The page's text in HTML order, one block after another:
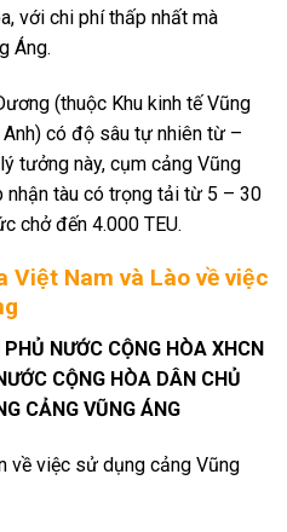
với chi phí thấp nhất mà
Áng.
(thuộc Khu kinh tế Vũng
có độ sâu tự nhiên từ –
tưởng này, cụm cảng Vũng
nhận tàu có trọng tải từ 5 – 30
chở đến 4.000 TEU.
Việt Nam và Lào về việc
NƯỚC CỘNG HÒA XHCN
CỘNG HÒA DÂN CHỦ
CẢNG VŨNG ÁNG
về việc sử dụng cảng Vũng